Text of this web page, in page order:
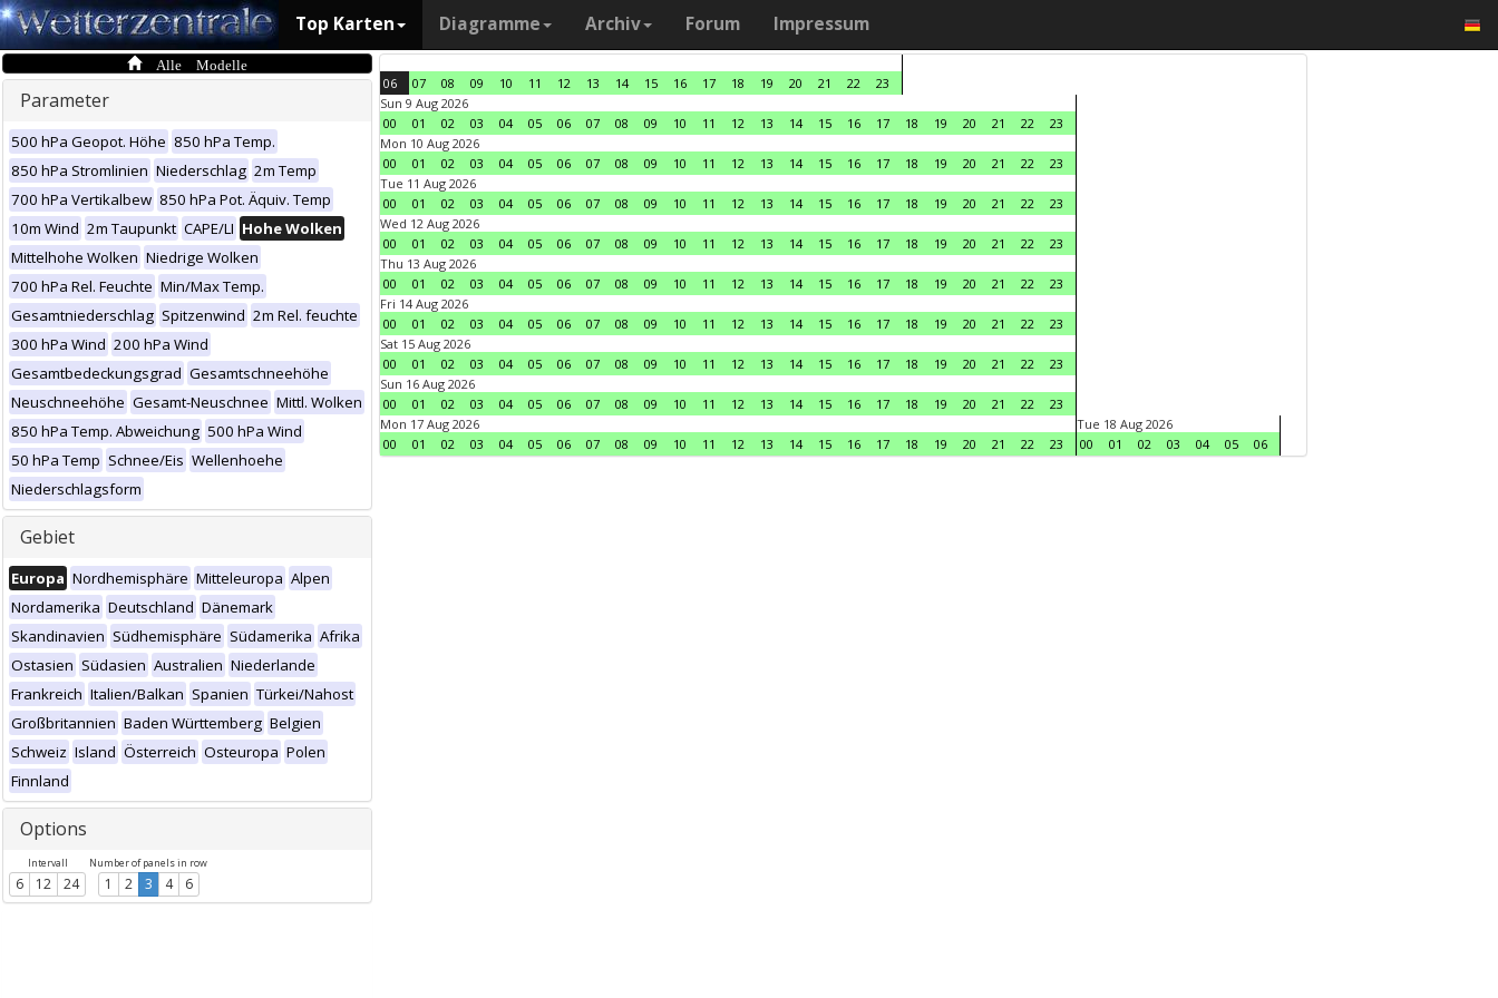
Top Karten Diagramme Archiv Forum Impressum
Alle Modelle
Parameter
500 hPa Geopot. Höhe 850 hPa Temp.
850 hPa Stromlinien Niederschlag 2m Temp
700 hPa Vertikalbew 850 hPa Pot. Äquiv. Temp
10m Wind 2m Taupunkt CAPE/LI Hohe Wolken
Mittelhohe Wolken Niedrige Wolken
700 hPa Rel. Feuchte Min/Max Temp.
Gesamtniederschlag Spitzenwind 2m Rel. feuchte
300 hPa Wind 200 hPa Wind
Gesamtbedeckungsgrad Gesamtschneehöhe
Neuschneehöhe Gesamt-Neuschnee Mittl. Wolken
850 hPa Temp. Abweichung 500 hPa Wind
50 hPa Temp Schnee/Eis Wellenhoehe
Niederschlagsform
Gebiet
Europa Nordhemisphäre Mitteleuropa Alpen
Nordamerika Deutschland Dänemark
Skandinavien Südhemisphäre Südamerika Afrika
Ostasien Südasien Australien Niederlande
Frankreich Italien/Balkan Spanien Türkei/Nahost
Großbritannien Baden Württemberg Belgien
Schweiz Island Österreich Osteuropa Polen
Finnland
Options
Intervall
6 12 24
Number of panels in row
1 2 3 4 6
06 07 08 09 10 11 12 13 14 15 16 17 18 19 20 21 22
23
Sun 9 Aug 2026
00
01 02 03 04 05 06 07 08 09 10 11 12 13 14 15 16 17 18 19 20 21 22
23
Mon 10 Aug 2026
00
01 02 03 04 05 06 07 08 09 10 11 12 13 14 15 16 17 18 19 20 21 22
23
Tue 11 Aug 2026
00
01 02 03 04 05 06 07 08 09 10 11 12 13 14 15 16 17 18 19 20 21 22
23
Wed 12 Aug 2026
00
01 02 03 04 05 06 07 08 09 10 11 12 13 14 15 16 17 18 19 20 21 22
23
Thu 13 Aug 2026
00
01 02 03 04 05 06 07 08 09 10 11 12 13 14 15 16 17 18 19 20 21 22
23
Fri 14 Aug 2026
00
01 02 03 04 05 06 07 08 09 10 11 12 13 14 15 16 17 18 19 20 21 22
23
Sat 15 Aug 2026
00
01 02 03 04 05 06 07 08 09 10 11 12 13 14 15 16 17 18 19 20 21 22
23
Sun 16 Aug 2026
00
01 02 03 04 05 06 07 08 09 10 11 12 13 14 15 16 17 18 19 20 21 22
23
Mon 17 Aug 2026
00
01 02 03 04 05 06 07 08 09 10 11 12 13 14 15 16 17 18 19 20 21 22 23
Tue 18 Aug 2026
00
01 02 03 04 05 06